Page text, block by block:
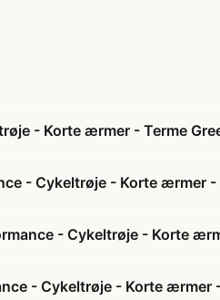
- Korte ærmer - Terme
- Cykeltrøje - Korte ærmer -
- Cykeltrøje - Korte
- Cykeltrøje - Korte ærmer